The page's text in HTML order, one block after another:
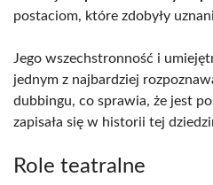
postaciom, które zdobyły
Jego wszechstronność i
jednym z najbardziej
dubbingu, co sprawia, że jest
zapisała się w historii tej
Role teatralne